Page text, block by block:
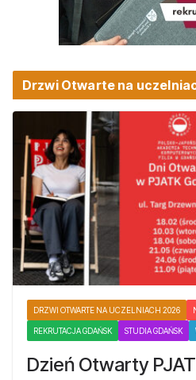
Drzwi Otwarte na
DRZWI OTWARTE NA UCZELNIACH 2026
REKRUTACJA GDAŃSK STUDIA GDAŃSK
Dzień Otwarty